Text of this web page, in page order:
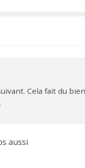
Cela fait du
aussi